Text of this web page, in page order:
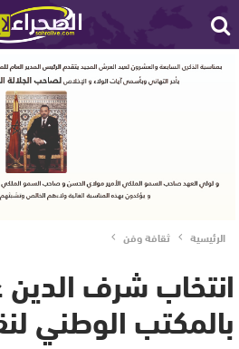
الرئيسية ثقافة وفن
انتخاب شرف
بالمكتب الوطني